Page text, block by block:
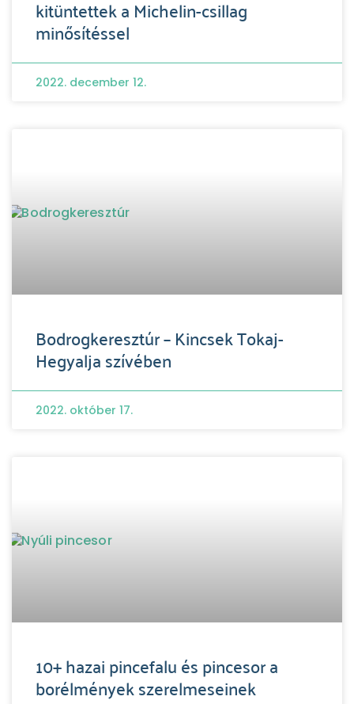
kitüntettek a Michelin-csillag
minősítéssel
2022. december 12.
Bodrogkeresztúr – Kincsek Tokaj-
Hegyalja szívében
2022. október 17.
10+ hazai pincefalu és pincesor a
borélmények szerelmeseinek